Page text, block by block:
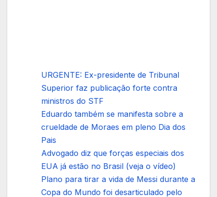
URGENTE: Ex-presidente de Tribunal
Superior faz publicação forte contra
ministros do STF
Eduardo também se manifesta sobre a
crueldade de Moraes em pleno Dia dos
Pais
Advogado diz que forças especiais dos
EUA já estão no Brasil (veja o vídeo)
Plano para tirar a vida de Messi durante a
Copa do Mundo foi desarticulado pelo